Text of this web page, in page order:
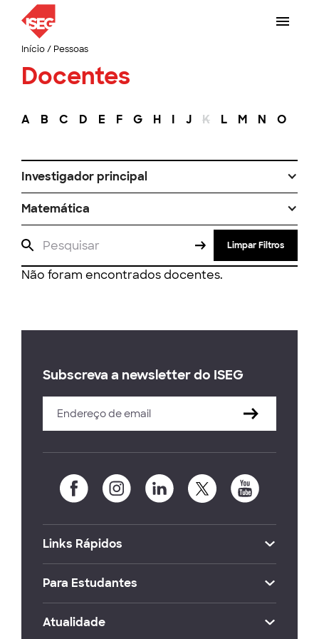
Início/ Pessoas
Docentes
A B C D E F G H I J K L M N O
Investigador principal
Matemática
Limpar Filtros
Não foram encontrados docentes.
Subscreva a newsletter do ISEG
Links Rápidos
Para Estudantes
Atualidade